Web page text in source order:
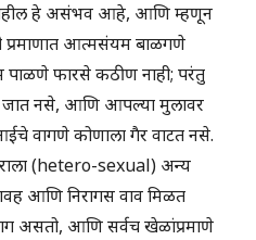
राहील हे असंभव आहे, आणि म्हणून
प्रमाणात आत्मसंयम बाळगणे
फारसे कठीण नाही; परंतु
जात नसे, आणि आपल्या मुलावर
वागणे कोणाला गैर वाटत नसे.
(hetero-sexual) अन्य
आणि निरागस वाव मिळत
असतो, आणि सर्वच खेळांप्रमाणे